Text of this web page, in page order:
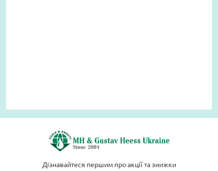
Дізнавайтеся першим про акції та знижки